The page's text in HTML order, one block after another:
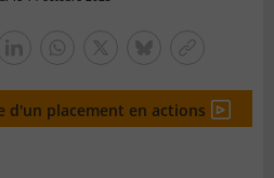
lien
d'un placement en actions En